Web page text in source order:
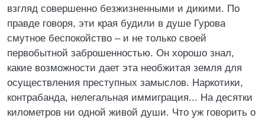
взгляд совершенно безжизненными и дикими. По
правде говоря, эти края будили в душе Гурова
смутное беспокойство – и не только своей
первобытной заброшенностью. Он хорошо знал,
какие возможности дает эта необжитая земля для
осуществления преступных замыслов. Наркотики,
контрабанда, нелегальная иммиграция... На десятки
километров ни одной живой души. Что уж говорить о